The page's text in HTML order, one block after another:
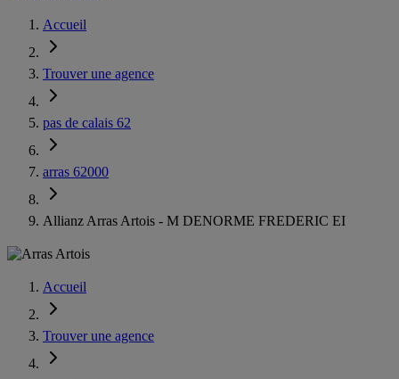
Accueil
Trouver une agence
pas de calais 62
arras 62000
Allianz Arras Artois - M DENORME FREDERIC EI
Accueil
Trouver une agence